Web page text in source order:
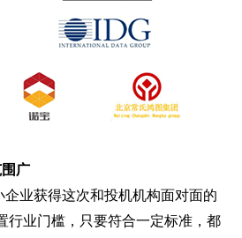
广
企业获得这次和投机机构面对面的
行业门槛，只要符合一定标准，都